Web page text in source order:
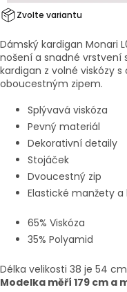
Zvolte variantu
Dámský kardigan Monari
nošení a snadné vrstvení
kardigan z volné viskózy
oboucestným zipem.
Splývavá viskóza
Pevný materiál
Dekorativní detaily
Stojáček
Dvoucestný zip
Elastické manžety
65% Viskóza
35% Polyamid
Délka velikosti 38 je 54
Modelka měří 179 cm a